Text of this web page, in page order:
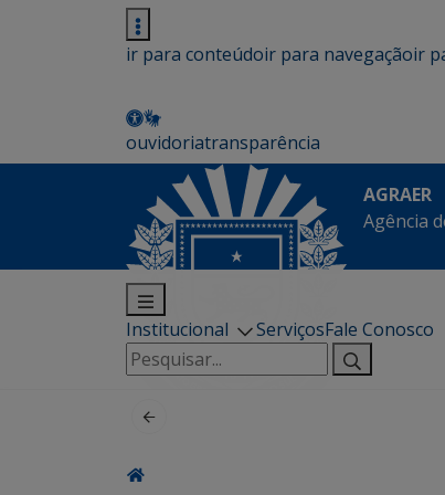
ir para conteúdoir para navegaçãoir
ouvidoriatransparência
AGRAER
Agência
Institucional ServiçosFale Conosco
Pesquisar
por: